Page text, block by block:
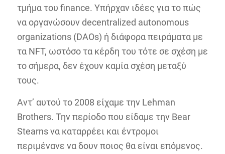
τμήμα του finance. Υπήρχαν ιδέες για το πώς
να οργανώσουν decentralized autonomous
organizations (DAOs) ή διάφορα πειράματα με
τα NFT, ωστόσο τα κέρδη του τότε σε σχέση με
το σήμερα, δεν έχουν καμία σχέση μεταξύ
τους.
Αντ’ αυτού το 2008 είχαμε την Lehman
Brothers. Την περίοδο που είδαμε την Bear
Stearns να καταρρέει και έντρομοι
περιμένανε να δουν ποιος θα είναι επόμενος.